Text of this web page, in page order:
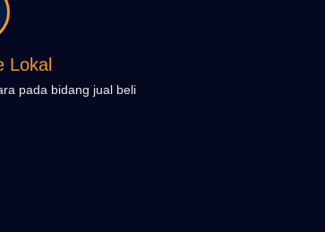
Lokal
pada bidang jual beli